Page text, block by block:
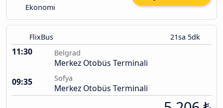
Ekonomi
FlixBus 21sa 5dk
11:30 Belgrad
Merkez Otobüs Terminali
09:35
Sofya
Merkez Otobüs Terminali